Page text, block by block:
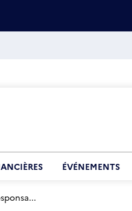
ÉVÉNEMENTS